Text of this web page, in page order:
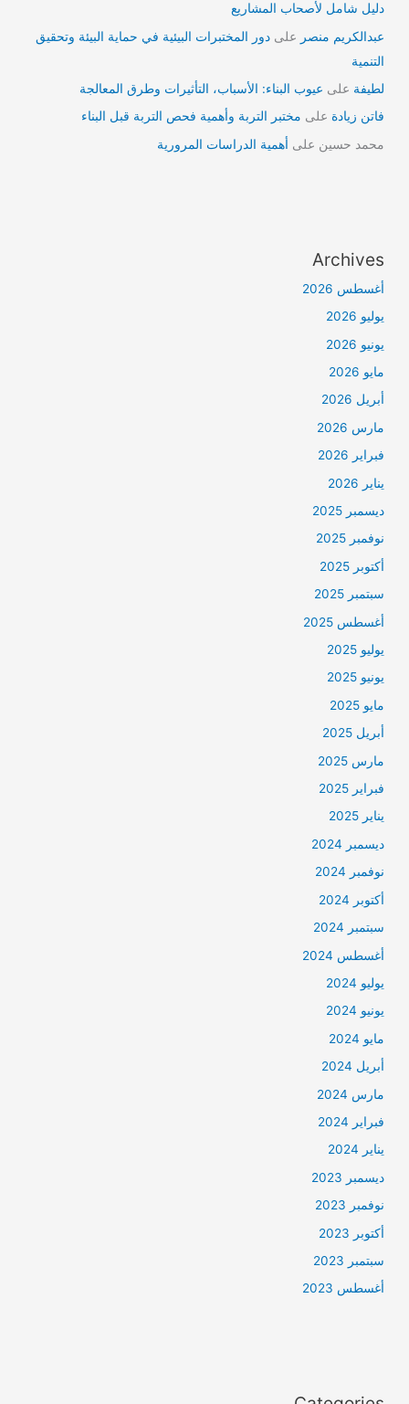
دليل شامل لأصحاب المشاريع
عبدالكريم منصر علىدور المختبرات البيئية في حماية البيئة وتحقيق
التنمية
لطيفة على عيوب البناء: الأسباب، التأثيرات وطرق المعالجة
فاتن زيادة على مختبر التربة وأهمية فحص التربة قبل البناء
محمد حسين على أهمية الدراسات المرورية
Archives
أغسطس 2026
يوليو 2026
يونيو 2026
مايو 2026
أبريل 2026
مارس 2026
فبراير 2026
يناير 2026
ديسمبر 2025
نوفمبر 2025
أكتوبر 2025
سبتمبر 2025
أغسطس 2025
يوليو 2025
يونيو 2025
مايو 2025
أبريل 2025
مارس 2025
فبراير 2025
يناير 2025
ديسمبر 2024
نوفمبر 2024
أكتوبر 2024
سبتمبر 2024
أغسطس 2024
يوليو 2024
يونيو 2024
مايو 2024
أبريل 2024
مارس 2024
فبراير 2024
يناير 2024
ديسمبر 2023
نوفمبر 2023
أكتوبر 2023
سبتمبر 2023
أغسطس 2023